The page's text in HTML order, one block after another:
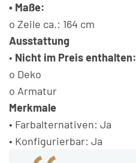
• Maße:
o Zeile ca.: 164 cm
Ausstattung
• Nicht im Preis enthalten:
o Deko
o Armatur
Merkmale
• Farbalternativen: Ja
• Konfigurierbar: Ja